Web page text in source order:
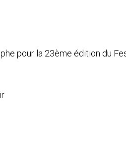
pour la 23ème édition du